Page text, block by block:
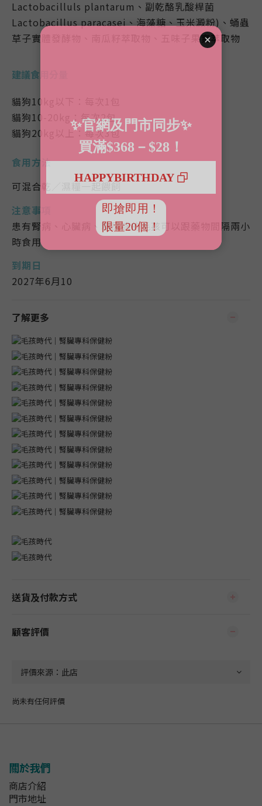
Lactobacilluls plantarum、副乾酪乳酸桿菌
Lactobacillus paracasei、海藻糖、玉米澱粉)、蛹蟲
草子實體發酵物、南瓜籽萃取物、五味子果實萃取物
建議食用分量
貓狗10kg以下：每次1包
貓狗10-20kg：每次2包
貓狗20kg以上：每次3包
食用方法
可混合乾／濕糧一起餵飼
注意事項
患有腎病、心臟病、糖尿病的毛孩可以跟藥物間隔兩小
時食用
到期日
2027年6月10
了解更多
送貨及付款方式
顧客評價
尚未有任何評價
關於我們
商店介紹
門市地址